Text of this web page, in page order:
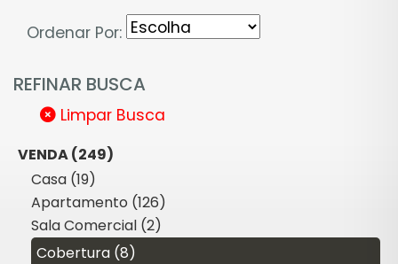
Ordenar Por:
REFINAR BUSCA
Limpar Busca
VENDA (249)
Casa (19)
Apartamento (126)
Sala Comercial (2)
Cobertura (8)